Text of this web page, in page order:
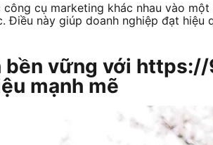
cụ marketing khác nhau vào
Điều này giúp doanh nghiệp đạt hiệu
bền vững với
mạnh mẽ